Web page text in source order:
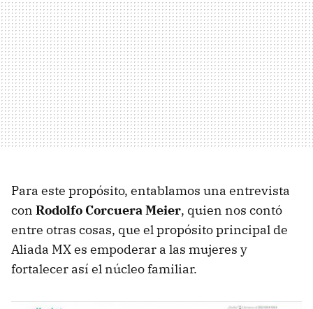
Para este propósito, entablamos una entrevista
con Rodolfo Corcuera Meier, quien nos contó
entre otras cosas, que el propósito principal de
Aliada MX es empoderar a las mujeres y
fortalecer así el núcleo familiar.